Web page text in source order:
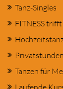
Tanz-Singles
FITNESS
Privatstunden
Tanzen für